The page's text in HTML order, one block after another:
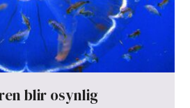
blir osynlig